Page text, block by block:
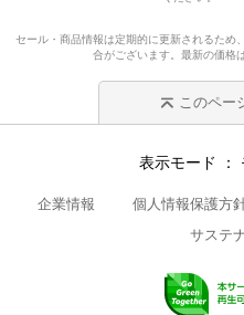
セール・商品情報は定期的に更新されるため
合がございます。最新の価格
このペー
表示モード
企業情報 個人情報保護方
サステ